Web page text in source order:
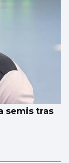
semis tras